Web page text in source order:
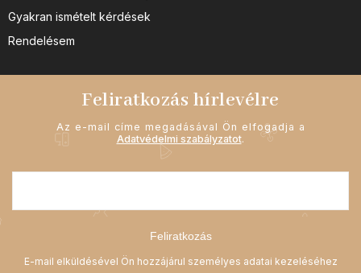
Gyakran ismételt kérdések
Rendelésem
Feliratkozás hírlevélre
Az e-mail címe megadásával Ön elfogadja a
Adatvédelmi szabályzatot.
Feliratkozás